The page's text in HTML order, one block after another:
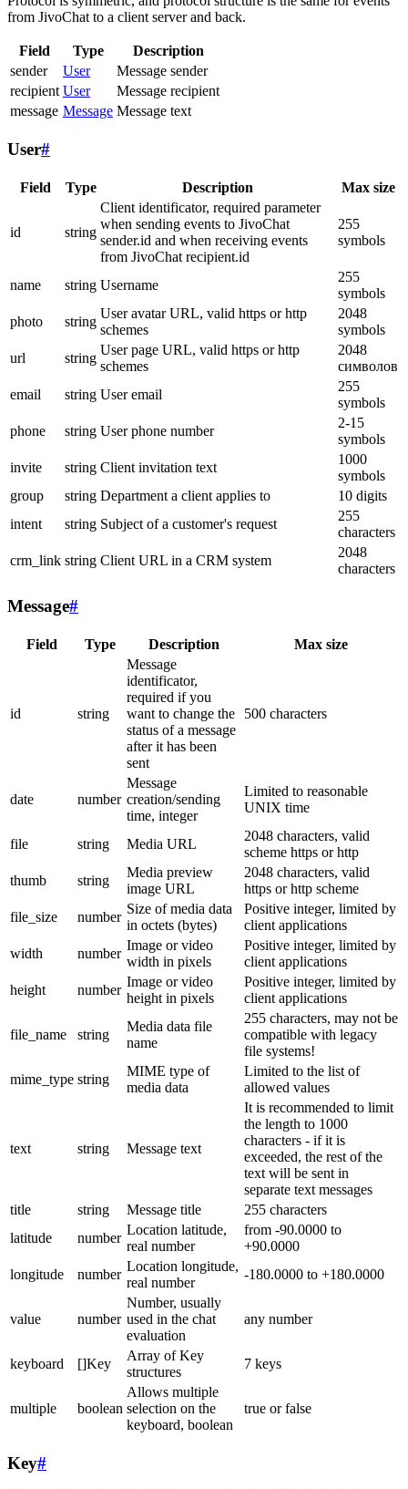
from JivoChat to a client server and back.
Field Type
Description
sender
User
Message sender
recipient User
Message recipient
message Message Message text
User#
Field Type Description Max size
id string
Client identificator, required parameter
when sending events to JivoChat
sender.id and when receiving events
from JivoChat recipient.id
255
symbols
name string Username
255
symbols
photo
string
User avatar URL, valid https or http
schemes
2048
symbols
url
string
User page URL, valid https or http
schemes
2048
символов
email
string User email
255
symbols
phone
string User phone number
2-15
symbols
invite
string Client invitation text
1000
symbols
group
string Department a client applies to
10 digits
intent
string Subject of a customer's request
255
characters
crm_link string Client URL in a CRM system
2048
characters
Message#
Field Type Description Max size
id string
Message
identificator,
required if you
want to change the
status of a message
after it has been
sent
500 characters
date number
Message
creation/sending
time, integer
Limited to reasonable
UNIX time
file string Media URL
2048 characters, valid
scheme https or http
thumb
string
Media preview
image URL
2048 characters, valid
https or http scheme
file_size
number
Size of media data
in octets (bytes)
Positive integer, limited by
client applications
width
number
Image or video
width in pixels
Positive integer, limited by
client applications
height
number
Image or video
height in pixels
Positive integer, limited by
client applications
file_name string
Media data file
name
255 characters, may not be
compatible with legacy
file systems!
mime_type string
MIME type of
media data
Limited to the list of
allowed values
text string Message text
It is recommended to limit
the length to 1000
characters - if it is
exceeded, the rest of the
text will be sent in
separate text messages
title
string Message title
255 characters
latitude
number
Location latitude,
real number
from -90.0000 to
+90.0000
longitude
number
Location longitude,
real number
-180.0000 to +180.0000
value number
Number, usually
used in the chat
evaluation
any number
keyboard []Key
Array of Key
structures
7 keys
multiple boolean
Allows multiple
selection on the
keyboard, boolean
true or false
Key#